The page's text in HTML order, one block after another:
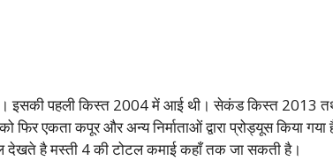
इसकी पहली किस्त 2004 में आई थी। सेकंड किस्त 2013
फिर एकता कपूर और अन्य निर्माताओं द्वारा प्रोड्यूस किया
देखते है मस्ती 4 की टोटल कमाई कहाँ तक जा सकती है।